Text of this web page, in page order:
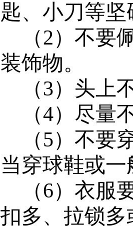
匙、小刀等
（2）不要
装饰物。
（3）头上
（4）尽量
（5）不要
当穿球鞋或
（6）衣服
扣多、拉锁